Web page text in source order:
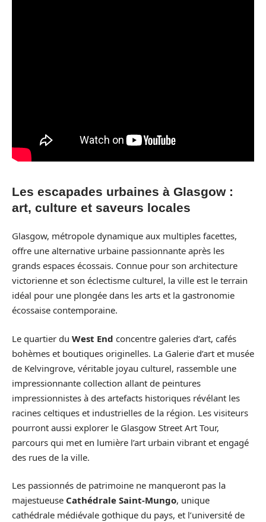
Les escapades urbaines à Glasgow :
art, culture et saveurs locales
Glasgow, métropole dynamique aux multiples facettes,
offre une alternative urbaine passionnante après les
grands espaces écossais. Connue pour son architecture
victorienne et son éclectisme culturel, la ville est le terrain
idéal pour une plongée dans les arts et la gastronomie
écossaise contemporaine.
Le quartier du West End concentre galeries d’art, cafés
bohèmes et boutiques originelles. La Galerie d’art et musée
de Kelvingrove, véritable joyau culturel, rassemble une
impressionnante collection allant de peintures
impressionnistes à des artefacts historiques révélant les
racines celtiques et industrielles de la région. Les visiteurs
pourront aussi explorer le Glasgow Street Art Tour,
parcours qui met en lumière l’art urbain vibrant et engagé
des rues de la ville.
Les passionnés de patrimoine ne manqueront pas la
majestueuse Cathédrale Saint-Mungo, unique
cathédrale médiévale gothique du pays, et l’université de